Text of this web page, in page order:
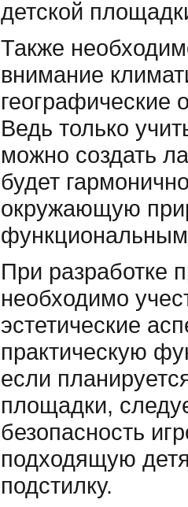
детской
Также
внимание
географические
Ведь только
можно создать
будет
окружающую
При разработке
необходимо
эстетические
практическую
если
площадки,
безопасность
подходящую
подстилку.